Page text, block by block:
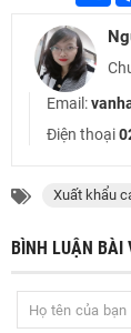
Email:
Điện thoại
Xuất khẩu
BÌNH LUẬN BÀI